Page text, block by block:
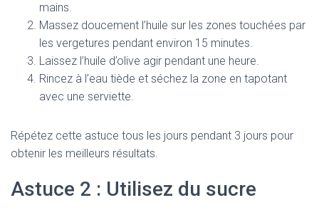
mains.
Massez doucement l’huile sur les zones touchées par
les vergetures pendant environ 15 minutes.
Laissez l’huile d’olive agir pendant une heure.
Rincez à l’eau tiède et séchez la zone en tapotant
avec une serviette.
Répétez cette astuce tous les jours pendant 3 jours pour
obtenir les meilleurs résultats.
Astuce 2 : Utilisez du sucre